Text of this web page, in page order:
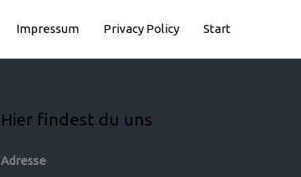
Impressum Privacy Policy Start
Hier findest du uns
Adresse